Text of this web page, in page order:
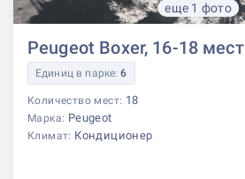
еще 1 фото
Peugeot Boxer, 16-18 мест
Единиц в парке:6
Количество мест: 18
Марка: Peugeot
Климат: Кондиционер